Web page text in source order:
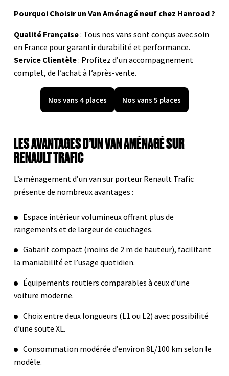
Pourquoi Choisir un Van Aménagé neuf chez Hanroad ?
Qualité Française: Tous nos vans sont conçus avec soin
en France pour garantir durabilité et performance.
Service Clientèle: Profitez d’un accompagnement
complet, de l’achat à l’après-vente.
Nos vans 4 places Nos vans 5 places
LES AVANTAGES D’UN VAN AMÉNAGÉ SUR
RENAULT TRAFIC
L’aménagement d’un van sur porteur Renault Trafic
présente de nombreux avantages :
Espace intérieur volumineux offrant plus de
rangements et de largeur de couchages.
Gabarit compact (moins de 2 m de hauteur), facilitant
la maniabilité et l’usage quotidien.
Équipements routiers comparables à ceux d’une
voiture moderne.
Choix entre deux longueurs (L1 ou L2) avec possibilité
d’une soute XL.
Consommation modérée d’environ 8L/100 km selon le
modèle.